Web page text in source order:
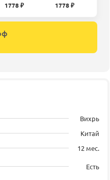
1778 ₽ 1778 ₽
Вихрь
Китай
12 мес.
Есть